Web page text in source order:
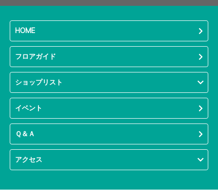
HOME
フロアガイド
ショップリスト
イベント
Ｑ＆Ａ
アクセス